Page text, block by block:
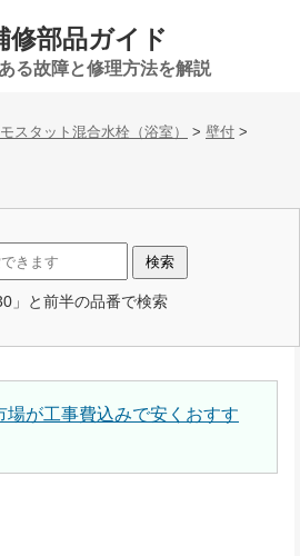
修部品ガイド
る故障と修理方法を解説
スタット混合水栓（浴室） > 壁付 >
」と前半の品番で検索
場が工事費込みで安くおすす